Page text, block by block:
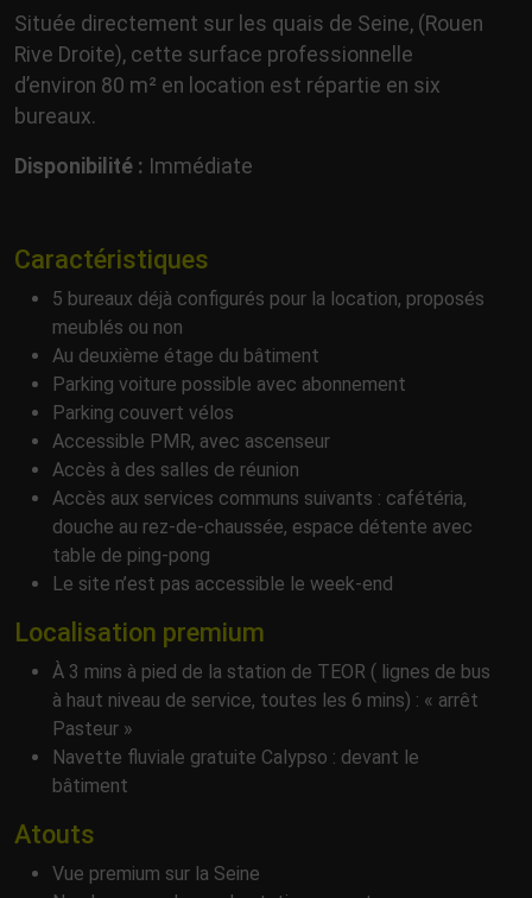
Située directement sur les quais de Seine, (Rouen
Rive Droite), cette surface professionnelle
d’environ 80 m² en location est répartie en six
bureaux.
Disponibilité : Immédiate
Caractéristiques
5 bureaux déjà configurés pour la location, proposés
meublés ou non
Au deuxième étage du bâtiment
Parking voiture possible avec abonnement
Parking couvert vélos
Accessible PMR, avec ascenseur
Accès à des salles de réunion
Accès aux services communs suivants : cafétéria,
douche au rez-de-chaussée, espace détente avec
table de ping-pong
Le site n’est pas accessible le week-end
Localisation premium
À 3 mins à pied de la station de TEOR ( lignes de bus
à haut niveau de service, toutes les 6 mins) : « arrêt
Pasteur »
Navette fluviale gratuite Calypso : devant le
bâtiment
Atouts
Vue premium sur la Seine